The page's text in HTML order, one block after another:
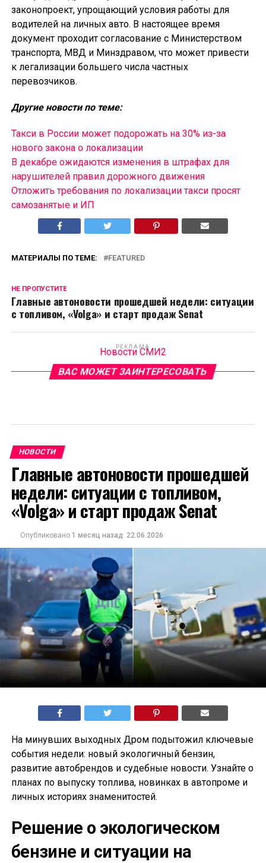
законопроект, упрощающий условия работы для
водителей на личных авто. В настоящее время
документ проходит согласование с Министерством
транспорта, МВД и Минздравом, что может привести
к легализации большего числа частных
перевозчиков.
Другие новости по теме:
Такси в России может подорожать на 30% из-за
нового закона о локализации
В декабре ожидаются изменения в штрафах для
нарушителей правил дорожного движения
Отложить требования по локализации такси просят
самозанятые и ИП
МАТЕРИАЛЫ ПО ТЕМЕ: FEATURED
НЕ ПРОПУСТИТЕ
Главные автоновости прошедшей недели: ситуации
с топливом, «Volga» и старт продаж Senat
РЕКЛАМА
Новости СМИ2
ВАС МОЖЕТ ЗАИНТЕРЕСОВАТЬ
НОВОСТИ
Главные автоновости прошедшей
недели: ситуации с топливом,
«Volga» и старт продаж Senat
Опубликовано 1 месяц назад 22.06.2026
На минувших выходных Дром подытожил ключевые
события недели: новый экологичный бензин,
развитие автобрендов и судебные новости. Узнайте о
планах по выпуску топлива, новинках в автопроме и
личных историях знаменитостей.
Решение о экологическом
бензине и ситуации на